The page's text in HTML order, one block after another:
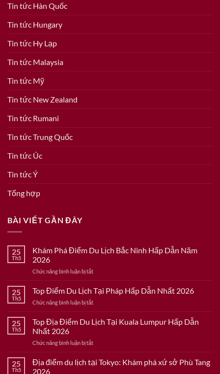
Tin tức Hàn Quốc
Tin tức Hungary
Tin tức Hy Lạp
Tin tức Malaysia
Tin tức Mỹ
Tin tức New Zealand
Tin tức Rumani
Tin tức Trung Quốc
Tin tức Úc
Tin tức Ý
Tổng hợp
BÀI VIẾT GẦN ĐÂY
25
Th5
Khám Phá Điểm Du Lịch Bắc Ninh Hấp Dẫn Năm
2026
Chức năng bình luận bị tắtở
Phá
Điểm
Du
Bắc
Dẫn
2026
25
Th5
Top Điểm Du Lịch Tại Pháp Hấp Dẫn Nhất 2026
Chức năng bình luận bị tắtở
Điểm
Du
Tại
Hấp
25
Th5
Top Địa Điểm Du Lịch Tại Kuala Lumpur Hấp Dẫn
Nhất 2026
Chức năng bình luận bị tắtở
Địa
Điểm
25
Th5
Địa điểm du lịch tại Tokyo: Khám phá xứ sở Phù Tang
2026